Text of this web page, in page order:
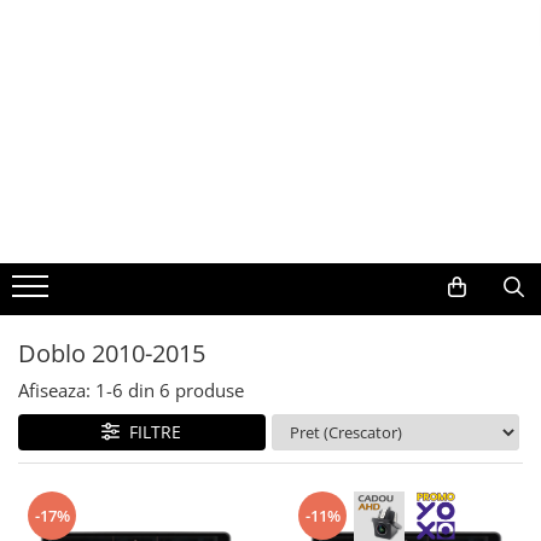
Volkswagen
Audi
Mercedes Benz
Ford
Skoda
Doblo 2010-2015
Afiseaza: 1-6 din 6 produse
FILTRE
-17% -11%